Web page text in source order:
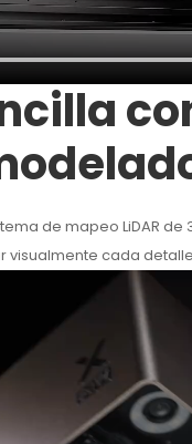
de mapeo LiDAR
visualmente cada